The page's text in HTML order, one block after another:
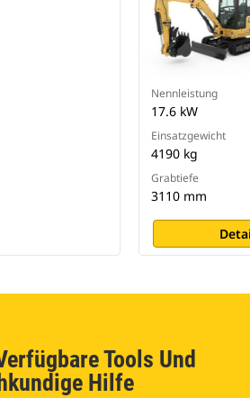
Nennleistung
17.6 kW
Einsatzgewicht
4190 kg
Grabtiefe
3110 mm
Tools Und
Hilfe